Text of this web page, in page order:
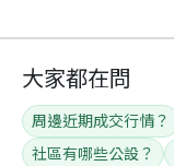
大家都在問
周邊近期成交行情？
社區有哪些公設？